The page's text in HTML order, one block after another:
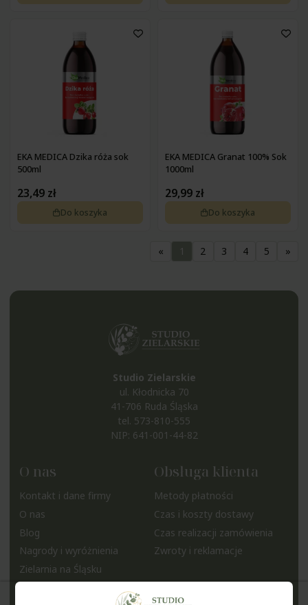
EKA MEDICA Dzika róża sok
500ml
23,49 zł
Do koszyka
EKA MEDICA Granat 100% Sok
1000ml
29,99 zł
Do koszyka
« 1 2 3 4 5 »
Studio Zielarskie
ul. Kłodnicka 70
41-706 Ruda Śląska
tel. 573-810-555
NIP: 641-001-44-82
O nas
Kontakt i dane firmy
O nas
Blog
Nagrody i wyróżnienia
Zielarnia na Śląsku
Obsługa klienta
Metody płatności
Czas i koszty dostawy
Czas realizacji zamówienia
Zwroty i reklamacje
Pomoc Moje konto